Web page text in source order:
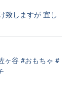
致しますが 宜し
ヶ谷 #おもちゃ #